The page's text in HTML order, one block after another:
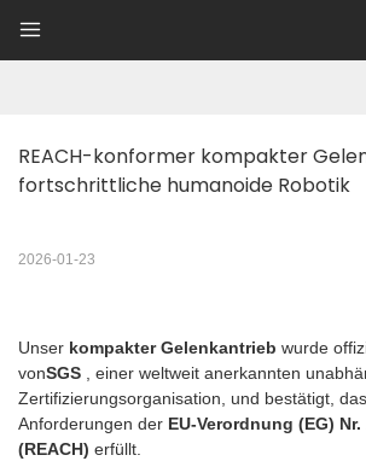
REACH-konformer kompakter
fortschrittliche humanoide Robotik
2026-01-23
Unser kompakter Gelenkantrieb wurde
vonSGS , einer weltweit anerkannten
Zertifizierungsorganisation, und bestätigt,
Anforderungen der EU-Verordnung (EG) Nr.
(REACH) erfüllt.